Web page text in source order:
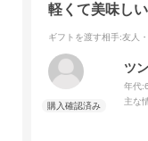
軽くて美味しい
ギフトを渡す相手:友人
ツン
年代:
主な